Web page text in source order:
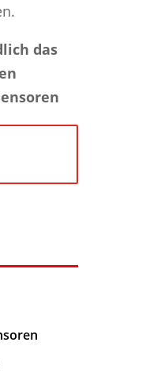
das